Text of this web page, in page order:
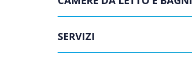
SERVIZI